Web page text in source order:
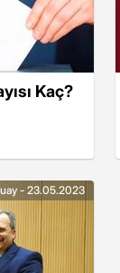
Kaç?
- 23.05.2023